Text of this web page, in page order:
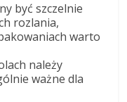
być szczelnie
rozlania,
warto
należy
ważne dla